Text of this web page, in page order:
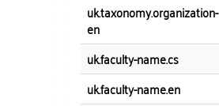
uk.taxonomy.organization-
en
uk.faculty-name.cs
uk.faculty-name.en